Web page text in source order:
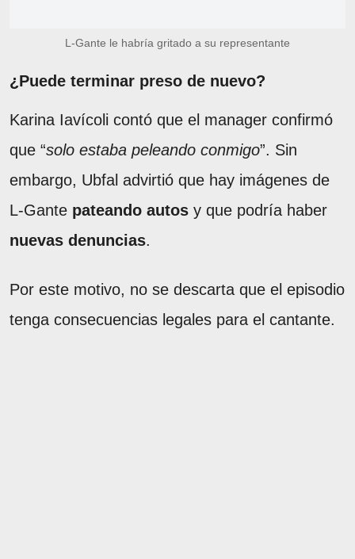
L-Gante le habría gritado a su representante
¿Puede terminar preso de nuevo?
Karina Iavícoli contó que el manager confirmó
que “solo estaba peleando conmigo”. Sin
embargo, Ubfal advirtió que hay imágenes de
L-Gante pateando autos y que podría haber
nuevas denuncias.
Por este motivo, no se descarta que el episodio
tenga consecuencias legales para el cantante.